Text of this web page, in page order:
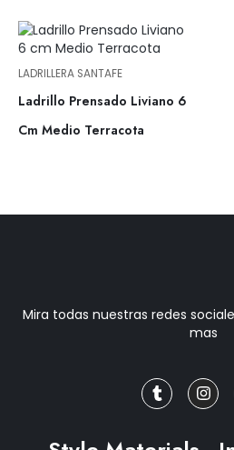
LADRILLERA SANTAFE
Ladrillo Prensado Liviano 6
Cm Medio Terracota
Mira todas nuestras redes
mas
u
m
b
n
s
t